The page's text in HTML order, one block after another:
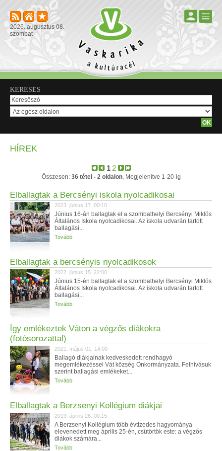
2026. augusztus 08.
szombat
KERESÉS
HÍREK
1 2
Összesen: 36 tétel - 2 oldalon, Megjelenítve 1-20-ig
Elballagtak a Bercsényi iskola nyolcadikosai
2023. június 17. 00:10
Június 16-án ballagtak el a szombathelyi Bercsényi Miklós
Általános Iskola nyolcadikosai. Az iskola udvarán tartott
ballagási...
Tovább
Elballagtak a bercsényis nyolcadikosok
2022. június 15. 22:00
Június 15-én ballagtak el a szombathelyi Bercsényi Miklós
Általános Iskola nyolcadikosai. Az iskola udvarán tartott
ballagási...
Tovább
Így emlékeztek Váton a végzős diákokra
(fotósorozattal)
2021. május 01. 14:00
Ballagó diákjainak kedveskedett rendhagyó
megemlékezéssel Vát község Önkormányzata. Felhívásuk
szerint ballagási emlékeket...
Tovább
Elballagtak a Berzsenyi Kollégium diákjai
2019. április 26. 00:15
A Berzsenyi Kollégium több évtizedes hagyománya
elevenedett meg április 25-én, csütörtök este: a végzős
diákok számára...
Tovább